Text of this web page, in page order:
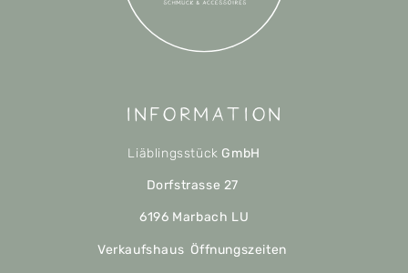
Information
Liäblingsstück GmbH
Dorfstrasse 27
6196 Marbach LU
Verkaufshaus Öffnungszeiten